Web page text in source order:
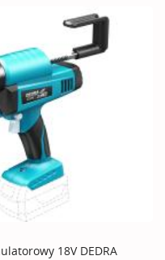
18V DEDRA